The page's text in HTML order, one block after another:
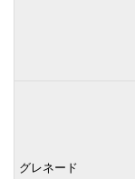
グレネード